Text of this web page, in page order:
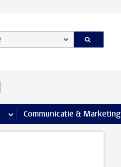
meer Onderzoek pagina’s
Communicatie & Marketing